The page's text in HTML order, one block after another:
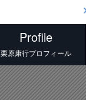
Profile
栗原康行プロフィール